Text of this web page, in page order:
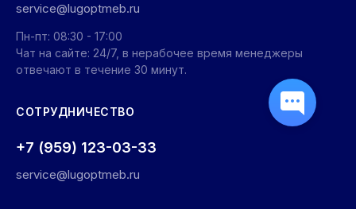
service@lugoptmeb.ru
Пн-пт: 08:30 - 17:00
Чат на сайте: 24/7, в нерабочее время менеджеры
отвечают в течение 30 минут.
СОТРУДНИЧЕСТВО
+7 (959) 123-03-33
service@lugoptmeb.ru